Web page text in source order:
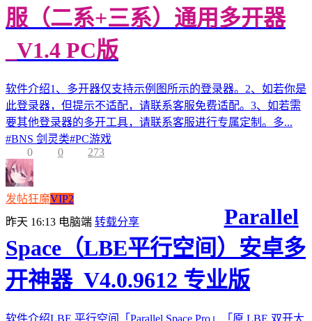
服（二系+三系）通用多开器
_V1.4 PC版
软件介绍1、多开器仅支持示例图所示的登录器。2、如若你是
此登录器，但提示不适配，请联系客服免费适配。3、如若需
要其他登录器的多开工具，请联系客服进行专属定制。多...
#BNS 剑灵类#PC游戏
0
0 273
发帖狂魔VIP2
昨天 16:13 电脑端 转载分享
Parallel
Space（LBE平行空间）安卓多
开神器_V4.0.9612 专业版
软件介绍LBE 平行空间「Parallel Space Pro」「原 LBE 双开大